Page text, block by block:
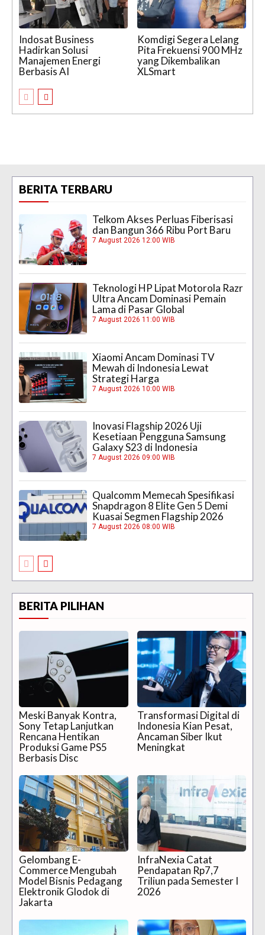
Indosat Business
Hadirkan Solusi
Manajemen Energi
Berbasis AI
Komdigi Segera Lelang
Pita Frekuensi 900 MHz
yang Dikembalikan
XLSmart
BERITA TERBARU
Telkom Akses Perluas Fiberisasi
dan Bangun 366 Ribu Port Baru
7 August 2026 12:00 WIB
Teknologi HP Lipat Motorola Razr
Ultra Ancam Dominasi Pemain
Lama di Pasar Global
7 August 2026 11:00 WIB
Xiaomi Ancam Dominasi TV
Mewah di Indonesia Lewat
Strategi Harga
7 August 2026 10:00 WIB
Inovasi Flagship 2026 Uji
Kesetiaan Pengguna Samsung
Galaxy S23 di Indonesia
7 August 2026 09:00 WIB
Qualcomm Memecah Spesifikasi
Snapdragon 8 Elite Gen 5 Demi
Kuasai Segmen Flagship 2026
7 August 2026 08:00 WIB
BERITA PILIHAN
Meski Banyak Kontra,
Sony Tetap Lanjutkan
Rencana Hentikan
Produksi Game PS5
Berbasis Disc
Transformasi Digital di
Indonesia Kian Pesat,
Ancaman Siber Ikut
Meningkat
Gelombang E-
Commerce Mengubah
Model Bisnis Pedagang
Elektronik Glodok di
Jakarta
InfraNexia Catat
Pendapatan Rp7,7
Triliun pada Semester I
2026